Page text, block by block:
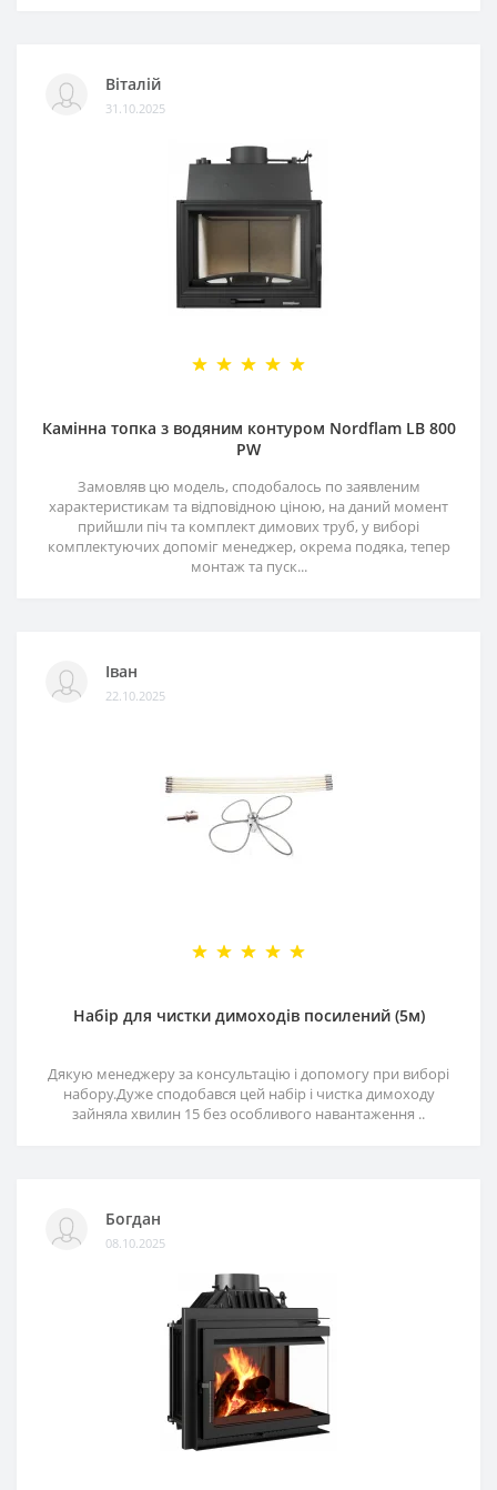
Віталій
31.10.2025
Камінна топка з водяним контуром Nordflam LB 800
PW
Замовляв цю модель, сподобалось по заявленим
характеристикам та відповідною ціною, на даний момент
прийшли піч та комплект димових труб, у виборі
комплектуючих допоміг менеджер, окрема подяка, тепер
монтаж та пуск...
Іван
22.10.2025
Набір для чистки димоходів посилений (5м)
Дякую менеджеру за консультацію і допомогу при виборі
набору.Дуже сподобався цей набір і чистка димоходу
зайняла хвилин 15 без особливого навантаження ..
Богдан
08.10.2025